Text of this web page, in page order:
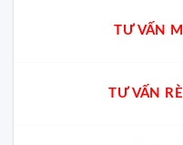
TƯ VẤN
TƯ VẤN